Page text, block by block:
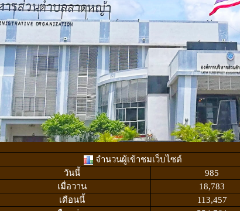
จำนวนผู้เข้าชมเว็บไซต์
วันนี้
985
เมื่อวาน
18,783
เดือนนี้
113,457